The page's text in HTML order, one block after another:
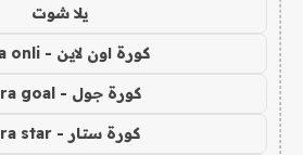
يلا شوت
كورة اون لاين - kora onli
كورة جول - kora goal
كورة ستار - kora star